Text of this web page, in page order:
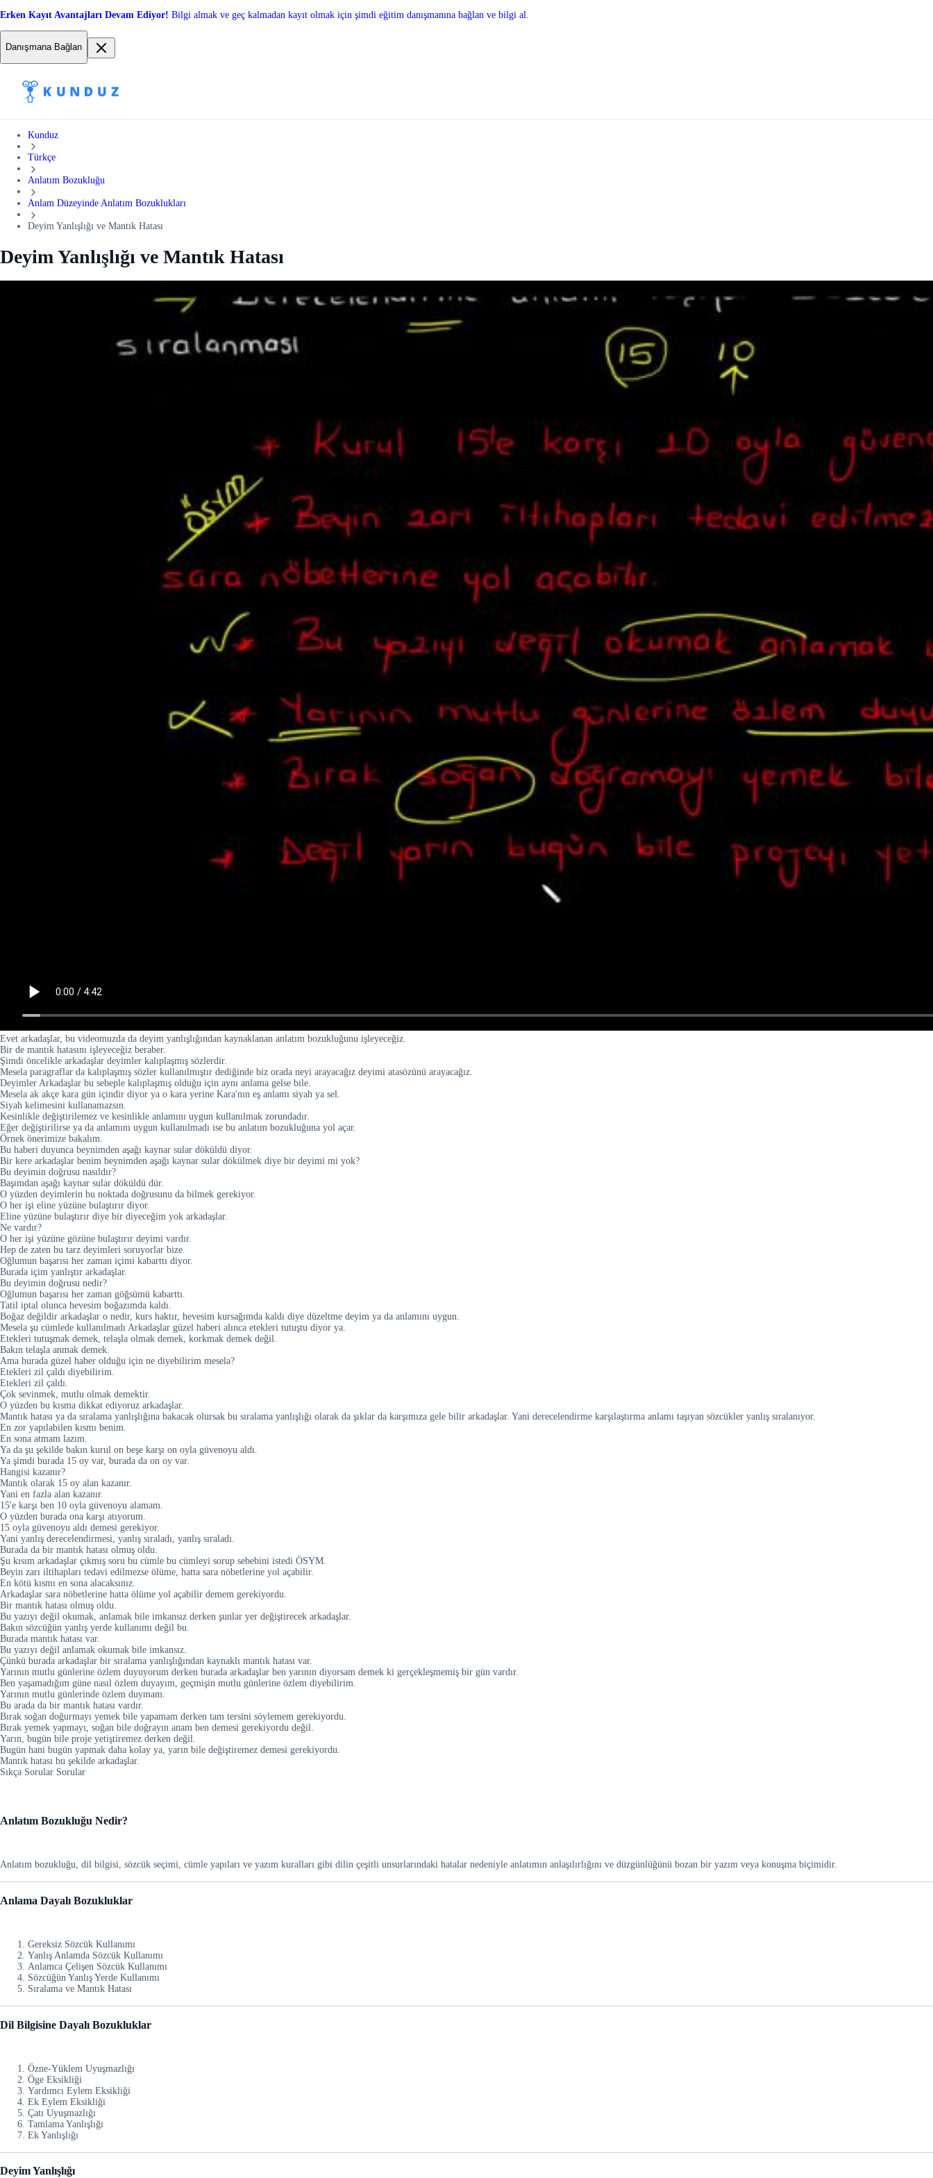
Erken Kayıt Avantajları Devam Ediyor! Bilgi almak ve geç kalmadan kayıt olmak için şimdi eğitim danışmanına bağlan ve bilgi al.
Danışmana Bağlan
Kunduz
Türkçe
Anlatım Bozukluğu
Anlam Düzeyinde Anlatım Bozuklukları
Deyim Yanlışlığı ve Mantık Hatası
Deyim Yanlışlığı ve Mantık Hatası
Evet arkadaşlar, bu videomuzda da deyim yanlışlığından kaynaklanan anlatım bozukluğunu işleyeceğiz.
Bir de mantık hatasını işleyeceğiz beraber.
Şimdi öncelikle arkadaşlar deyimler kalıplaşmış sözlerdir.
Mesela paragraflar da kalıplaşmış sözler kullanılmıştır dediğinde biz orada neyi arayacağız deyimi atasözünü arayacağız.
Deyimler Arkadaşlar bu sebeple kalıplaşmış olduğu için aynı anlama gelse bile.
Mesela ak akçe kara gün içindir diyor ya o kara yerine Kara'nın eş anlamı siyah ya sel.
Siyah kelimesini kullanamazsın.
Kesinlikle değiştirilemez ve kesinlikle anlamını uygun kullanılmak zorundadır.
Eğer değiştirilirse ya da anlamını uygun kullanılmadı ise bu anlatım bozukluğuna yol açar.
Örnek önerimize bakalım.
Bu haberi duyunca beynimden aşağı kaynar sular döküldü diyor.
Bir kere arkadaşlar benim beynimden aşağı kaynar sular dökülmek diye bir deyimi mi yok?
Bu deyimin doğrusu nasıldır?
Başımdan aşağı kaynar sular döküldü dür.
O yüzden deyimlerin bu noktada doğrusunu da bilmek gerekiyor.
O her işi eline yüzüne bulaştırır diyor.
Eline yüzüne bulaştırır diye bir diyeceğim yok arkadaşlar.
Ne vardır?
O her işi yüzüne gözüne bulaştırır deyimi vardır.
Hep de zaten bu tarz deyimleri soruyorlar bize.
Oğlumun başarısı her zaman içimi kabarttı diyor.
Burada içim yanlıştır arkadaşlar.
Bu deyimin doğrusu nedir?
Oğlumun başarısı her zaman göğsümü kabarttı.
Tatil iptal olunca hevesim boğazımda kaldı.
Boğaz değildir arkadaşlar o nedir, kurs haktır, hevesim kursağımda kaldı diye düzeltme deyim ya da anlamını uygun.
Mesela şu cümlede kullanılmadı Arkadaşlar güzel haberi alınca etekleri tutuştu diyor ya.
Etekleri tutuşmak demek, telaşla olmak demek, korkmak demek değil.
Bakın telaşla anmak demek.
Ama burada güzel haber olduğu için ne diyebilirim mesela?
Etekleri zil çaldı diyebilirim.
Etekleri zil çaldı.
Çok sevinmek, mutlu olmak demektir.
O yüzden bu kısma dikkat ediyoruz arkadaşlar.
Mantık hatası ya da sıralama yanlışlığına bakacak olursak bu sıralama yanlışlığı olarak da şıklar da karşımıza gele bilir arkadaşlar. Yani derecelendirme karşılaştırma anlamı taşıyan sözcükler yanlış sıralanıyor.
En zor yapılabilen kısmı benim.
En sona atmam lazım.
Ya da şu şekilde bakın kurul on beşe karşı on oyla güvenoyu aldı.
Ya şimdi burada 15 oy var, burada da on oy var.
Hangisi kazanır?
Mantık olarak 15 oy alan kazanır.
Yani en fazla alan kazanır.
15'e karşı ben 10 oyla güvenoyu alamam.
O yüzden burada ona karşı atıyorum.
15 oyla güvenoyu aldı demesi gerekiyor.
Yani yanlış derecelendirmesi, yanlış sıraladı, yanlış sıraladı.
Burada da bir mantık hatası olmuş oldu.
Şu kısım arkadaşlar çıkmış soru bu cümle bu cümleyi sorup sebebini istedi ÖSYM.
Beyin zarı iltihapları tedavi edilmezse ölüme, hatta sara nöbetlerine yol açabilir.
En kötü kısmı en sona alacaksınız.
Arkadaşlar sara nöbetlerine hatta ölüme yol açabilir demem gerekiyordu.
Bir mantık hatası olmuş oldu.
Bu yazıyı değil okumak, anlamak bile imkansız derken şunlar yer değiştirecek arkadaşlar.
Bakın sözcüğün yanlış yerde kullanımı değil bu.
Burada mantık hatası var.
Bu yazıyı değil anlamak okumak bile imkansız.
Çünkü burada arkadaşlar bir sıralama yanlışlığından kaynaklı mantık hatası var.
Yarının mutlu günlerine özlem duyuyorum derken burada arkadaşlar ben yarının diyorsam demek ki gerçekleşmemiş bir gün vardır.
Ben yaşamadığım güne nasıl özlem duyayım, geçmişin mutlu günlerine özlem diyebilirim.
Yarının mutlu günlerinde özlem duymam.
Bu arada da bir mantık hatası vardır.
Bırak soğan doğurmayı yemek bile yapamam derken tam tersini söylemem gerekiyordu.
Bırak yemek yapmayı, soğan bile doğrayın anam ben demesi gerekiyordu değil.
Yarın, bugün bile proje yetiştiremez derken değil.
Bugün hani bugün yapmak daha kolay ya, yarın bile değiştiremez demesi gerekiyordu.
Mantık hatası bu şekilde arkadaşlar.
Sıkça Sorular Sorular
Anlatım Bozukluğu Nedir?
Anlatım bozukluğu, dil bilgisi, sözcük seçimi, cümle yapıları ve yazım kuralları gibi dilin çeşitli unsurlarındaki hatalar nedeniyle anlatımın anlaşılırlığını ve düzgünlüğünü bozan bir yazım veya konuşma biçimidir.
Anlama Dayalı Bozukluklar
Gereksiz Sözcük Kullanımı
Yanlış Anlamda Sözcük Kullanımı
Anlamca Çelişen Sözcük Kullanımı
Sözcüğün Yanlış Yerde Kullanımı
Sıralama ve Mantık Hatası
Dil Bilgisine Dayalı Bozukluklar
Özne-Yüklem Uyuşmazlığı
Öge Eksikliği
Yardımcı Eylem Eksikliği
Ek Eylem Eksikliği
Çatı Uyuşmazlığı
Tamlama Yanlışlığı
Ek Yanlışlığı
Deyim Yanlışlığı